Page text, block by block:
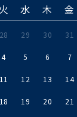
火 水 木 金
28 29 30 31
4 5 6 7
11 12 13 14
18 19 20 21